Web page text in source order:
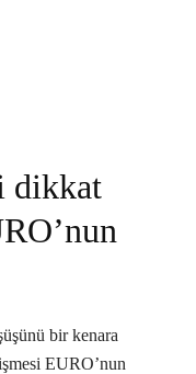
dikkat
bir kenara
EURO’nun